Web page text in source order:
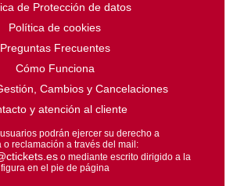
de Protección de datos
Política de cookies
Preguntas Frecuentes
Cómo Funciona
Cambios y Cancelaciones
y atención al cliente
podrán ejercer su derecho a
reclamación a través del mail:
o mediante escrito dirigido a la
en el pie de página